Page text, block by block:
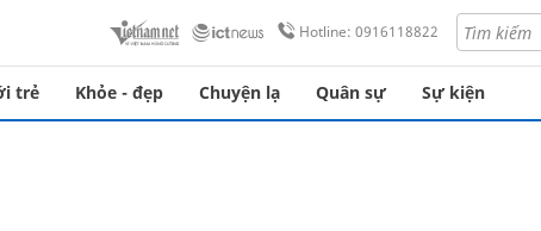
Hotline: 0916118822
trẻ Khỏe - đẹp Chuyện lạ Quân sự Sự kiện